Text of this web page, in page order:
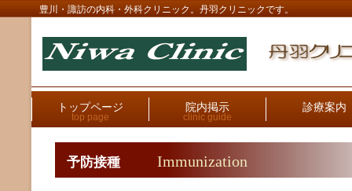
豊川・諏訪の内科・外科クリニック。丹羽クリニックです。
予防接種 Immunization
トップページ
top page
院内掲示
clinic guide
診療案内